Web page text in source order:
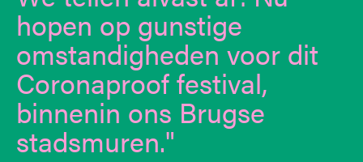
hopen op gunstige
omstandigheden voor dit
Coronaprooffestival,
binnenin ons Brugse
stadsmuren.